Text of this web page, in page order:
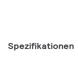
Spezifikationen